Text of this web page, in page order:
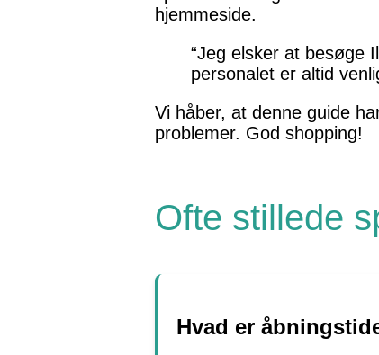
hjemmeside.
“Jeg elsker at besøge
personalet er altid
Vi håber, at denne guide
problemer. God shopping!
Ofte stillede
Hvad er